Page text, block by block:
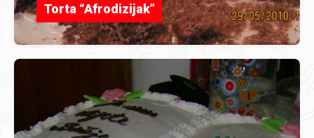
Torta “Afrodizijak”